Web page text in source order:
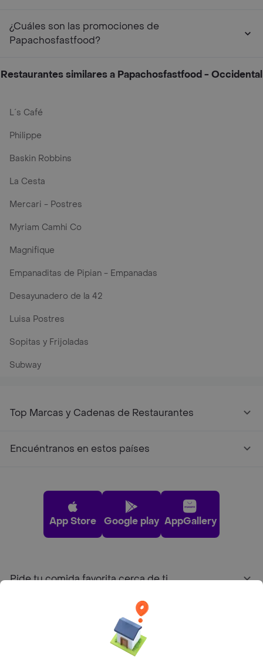
¿Cuáles son las promociones de
Papachosfastfood?
Restaurantes similares a Papachosfastfood - Occidental
L´s Café
Philippe
Baskin Robbins
La Cesta
Mercari - Postres
Myriam Camhi Co
Magnifique
Empanaditas de Pipian - Empanadas
Desayunadero de la 42
Luisa Postres
Sopitas y Frijoladas
Subway
Top Marcas y Cadenas de Restaurantes
Encuéntranos en estos países
App Store Google play AppGallery
Pide tu comida favorita cerca de ti